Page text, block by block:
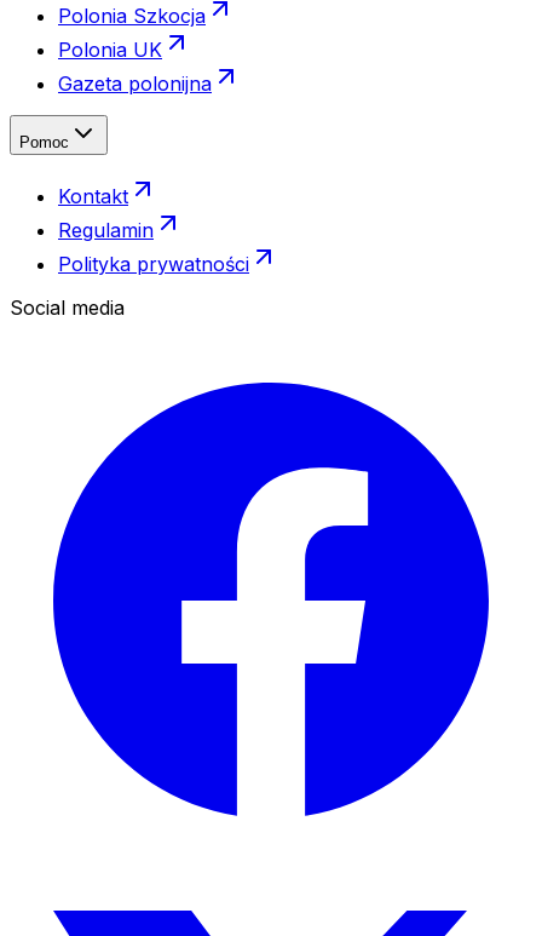
Polonia Szkocja
Polonia UK
Gazeta polonijna
Pomoc
Kontakt
Regulamin
Polityka prywatności
Social media